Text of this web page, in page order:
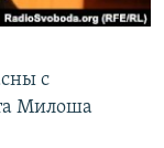
с
Милоша